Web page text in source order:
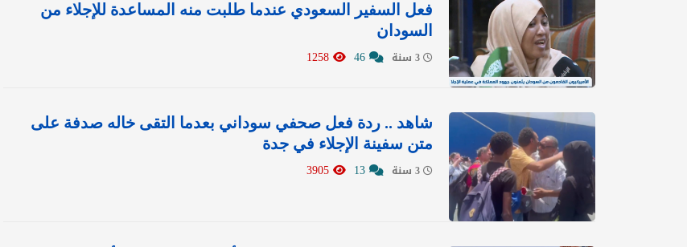
فعل السفير السعودي عندما طلبت منه المساعدة للإجلاء من
السودان
شاهد .. ردة فعل صحفي سوداني بعدما التقى خاله صدفة على
متن سفينة الإجلاء في جدة